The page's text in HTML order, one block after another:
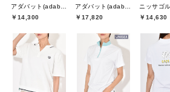
￥14,300
￥17,820
￥14,630